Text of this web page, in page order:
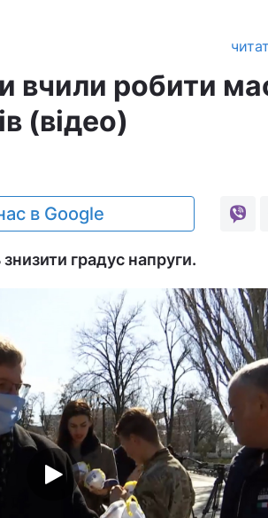
вчили робити
(відео)
в Google
градус напруги.